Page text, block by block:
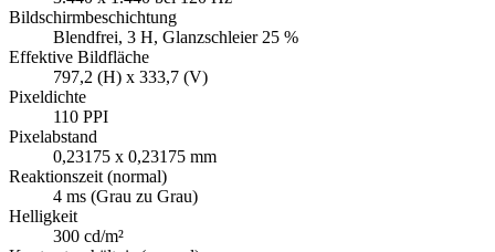
Bildschirmbeschichtung
Blendfrei, 3 H, Glanzschleier 25 %
Effektive Bildfläche
797,2 (H) x 333,7 (V)
Pixeldichte
110 PPI
Pixelabstand
0,23175 x 0,23175 mm
Reaktionszeit (normal)
4 ms (Grau zu Grau)
Helligkeit
300 cd/m²